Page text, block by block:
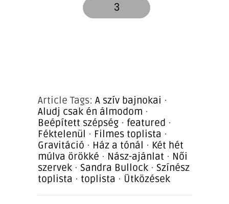
3
Article Tags: A szív bajnokai ·
Aludj csak én álmodom ·
Beépített szépség · featured ·
Féktelenül · Filmes toplista ·
Gravitáció · Ház a tónál · Két hét
múlva örökké · Nász-ajánlat · Női
szervek · Sandra Bullock · Színész
toplista · toplista · Ütközések